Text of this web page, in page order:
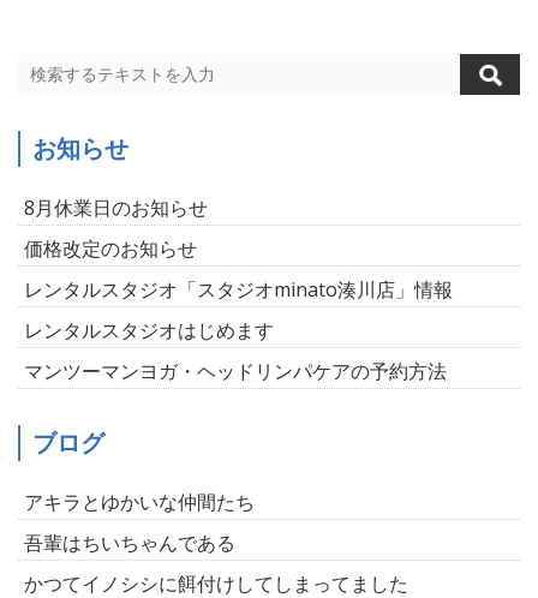
お知らせ
8月休業日のお知らせ
価格改定のお知らせ
レンタルスタジオ「スタジオminato湊川店」情報
レンタルスタジオはじめます
マンツーマンヨガ・ヘッドリンパケアの予約方法
ブログ
アキラとゆかいな仲間たち
吾輩はちいちゃんである
かつてイノシシに餌付けしてしまってました